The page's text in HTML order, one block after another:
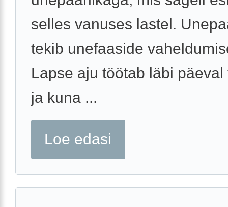
selles vanuses lastel.
tekib unefaaside
Lapse aju töötab läbi päeval
ja kuna ...
Loe edasi